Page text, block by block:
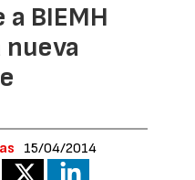
BIEMH
15/04/2014